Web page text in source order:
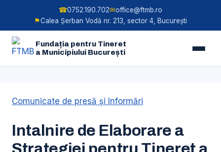
☎0752.190.702✉office@ftmb.ro
⚑Calea Șerban Vodă nr. 213, sector 4, București
Fundația pentru Tineret
a Municipiului București
Comunicate de presă şi Informări
Intalnire de Elaborare a